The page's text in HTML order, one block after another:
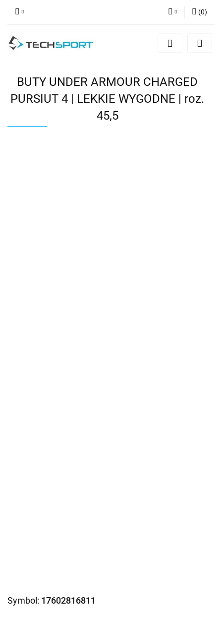
Zaloguj się
(0)
BUTY UNDER ARMOUR CHARGED
PURSIUT 4 | LEKKIE WYGODNE | roz.
45,5
Symbol: 17602816811